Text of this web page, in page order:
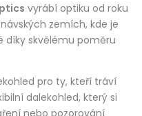
vyrábí optiku od roku
zemích, kde je
díky skvělému poměru
pro ty, kteří tráví
dalekohled, který si
nebo pozorování